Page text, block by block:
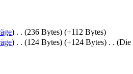
) . . (236 Bytes) (+112 Bytes)
) . . (124 Bytes) (+124 Bytes) . . (Die